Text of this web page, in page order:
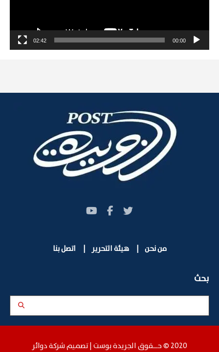
00:00
02:42
من نحن هيئة التحرير اتصل بنا
بحث
2020 © حـــقوق الجريدة بوست | تصميم شركة دوائر